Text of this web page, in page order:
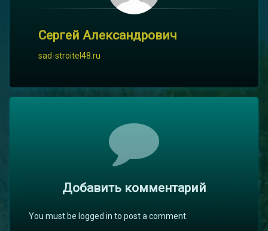
Сергей Александрович
sad-stroitel48.ru
Добавить комментарий
You must be logged in to post a comment.